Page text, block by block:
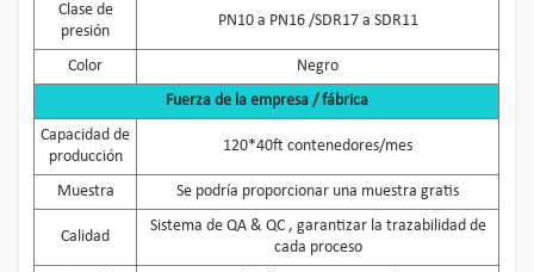
Clase de
presión
PN10 a PN16 /SDR17 a SDR11
Color
Negro
Fuerza de la empresa / fábrica
Capacidad de
producción
120*40ft contenedores/mes
Muestra Se podría proporcionar una muestra gratis
Calidad
Sistema de QA & QC , garantizar la trazabilidad de
cada proceso